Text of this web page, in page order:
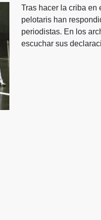
Tras hacer la criba en
pelotaris han
periodistas. En los
escuchar sus